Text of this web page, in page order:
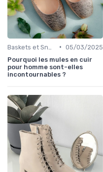
• 05/03/2025
Pourquoi les mules en cuir
pour homme sont-elles
incontournables ?